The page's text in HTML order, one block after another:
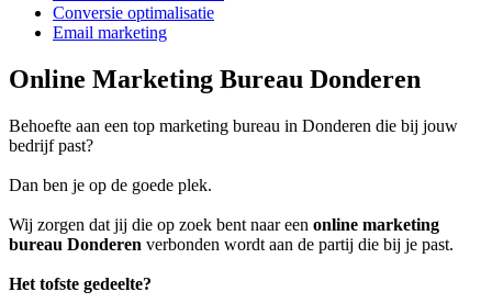
Conversie optimalisatie
Email marketing
Online Marketing Bureau Donderen
Behoefte aan een top marketing bureau in Donderen die bij jouw
bedrijf past?
Dan ben je op de goede plek.
Wij zorgen dat jij die op zoek bent naar een online marketing
bureau Donderen verbonden wordt aan de partij die bij je past.
Het tofste gedeelte?